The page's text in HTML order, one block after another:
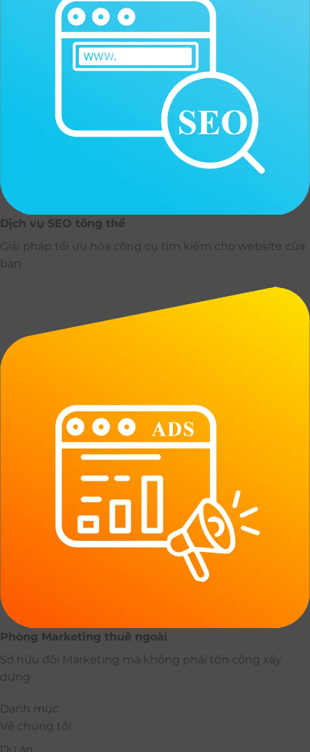
Dịch vụ SEO tổng thể
Giải pháp tối ưu hóa công cụ tìm kiếm cho website của
bạn
Phòng Marketing thuê ngoài
Sở hữu đội Marketing mà không phải tốn công xây
dựng
Danh mục
Về chúng tôi